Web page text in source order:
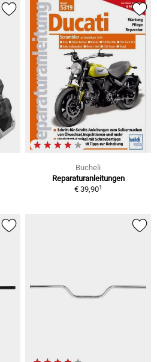
Bucheli
Reparaturanleitungen
€ 39,901